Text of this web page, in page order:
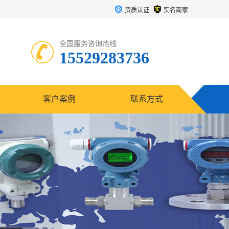
资质认证 实名商家
全国服务咨询热线:
15529283736
客户案例 联系方式